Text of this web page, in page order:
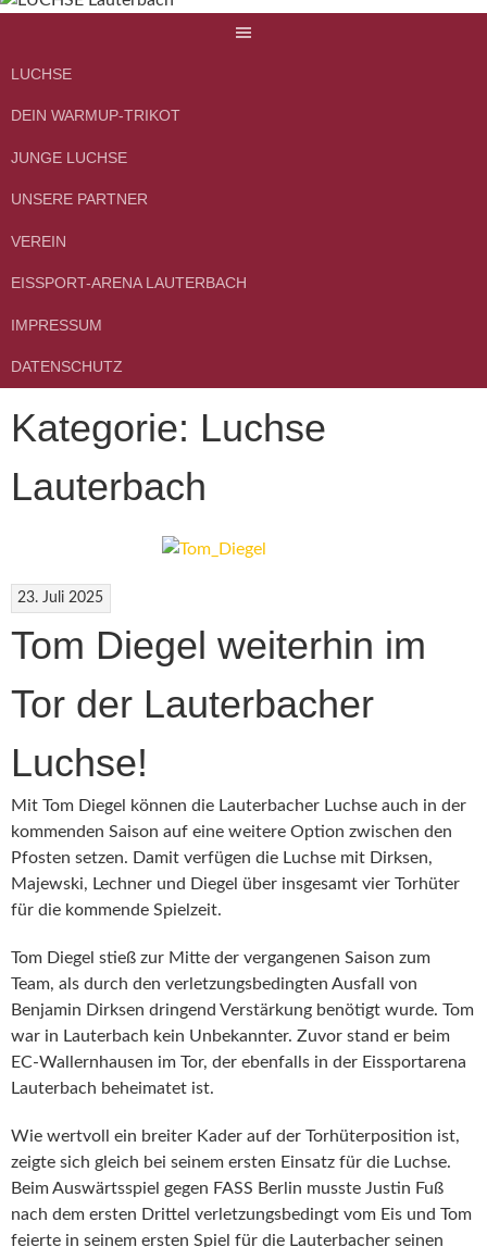
Springe
LUCHSE
DEIN WARMUP-TRIKOT
JUNGE LUCHSE
UNSERE PARTNER
VEREIN
EISSPORT-ARENA LAUTERBACH
IMPRESSUM
DATENSCHUTZ
Kategorie: Luchse
Lauterbach
23. Juli 2025
Tom Diegel weiterhin im
Tor der Lauterbacher
Luchse!
Mit Tom Diegel können die Lauterbacher Luchse auch in der
kommenden Saison auf eine weitere Option zwischen den
Pfosten setzen. Damit verfügen die Luchse mit Dirksen,
Majewski, Lechner und Diegel über insgesamt vier Torhüter
für die kommende Spielzeit.
Tom Diegel stieß zur Mitte der vergangenen Saison zum
Team, als durch den verletzungsbedingten Ausfall von
Benjamin Dirksen dringend Verstärkung benötigt wurde. Tom
war in Lauterbach kein Unbekannter. Zuvor stand er beim
EC-Wallernhausen im Tor, der ebenfalls in der Eissportarena
Lauterbach beheimatet ist.
Wie wertvoll ein breiter Kader auf der Torhüterposition ist,
zeigte sich gleich bei seinem ersten Einsatz für die Luchse.
Beim Auswärtsspiel gegen FASS Berlin musste Justin Fuß
nach dem ersten Drittel verletzungsbedingt vom Eis und Tom
feierte in seinem ersten Spiel für die Lauterbacher seinen